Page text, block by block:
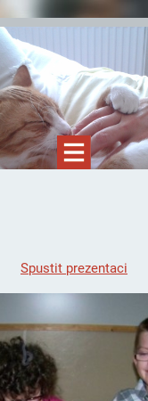
Felinoterapie.cz
Spustit prezentaci